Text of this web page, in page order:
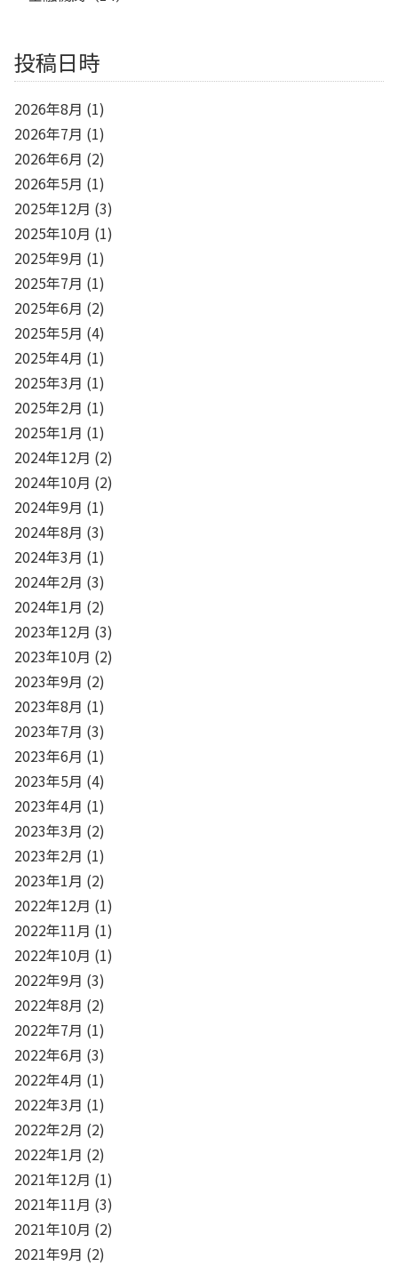
投稿日時
2026年8月 (1)
2026年7月 (1)
2026年6月 (2)
2026年5月 (1)
2025年12月 (3)
2025年10月 (1)
2025年9月 (1)
2025年7月 (1)
2025年6月 (2)
2025年5月 (4)
2025年4月 (1)
2025年3月 (1)
2025年2月 (1)
2025年1月 (1)
2024年12月 (2)
2024年10月 (2)
2024年9月 (1)
2024年8月 (3)
2024年3月 (1)
2024年2月 (3)
2024年1月 (2)
2023年12月 (3)
2023年10月 (2)
2023年9月 (2)
2023年8月 (1)
2023年7月 (3)
2023年6月 (1)
2023年5月 (4)
2023年4月 (1)
2023年3月 (2)
2023年2月 (1)
2023年1月 (2)
2022年12月 (1)
2022年11月 (1)
2022年10月 (1)
2022年9月 (3)
2022年8月 (2)
2022年7月 (1)
2022年6月 (3)
2022年4月 (1)
2022年3月 (1)
2022年2月 (2)
2022年1月 (2)
2021年12月 (1)
2021年11月 (3)
2021年10月 (2)
2021年9月 (2)